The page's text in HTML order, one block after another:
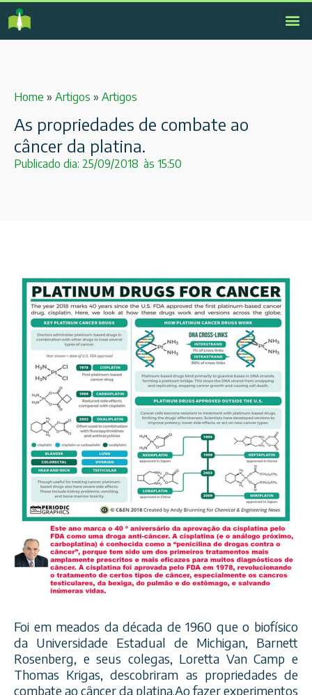
Home » Artigos » Artigos
As propriedades de combate ao
câncer da platina.
Publicado dia: 25/09/2018 às 15:50
Foi em meados da década de 1960 que o biofísico
da Universidade Estadual de Michigan, Barnett
Rosenberg, e seus colegas, Loretta Van Camp e
Thomas Krigas, descobriram as propriedades de
combate ao câncer da platina.Ao fazer experimentos